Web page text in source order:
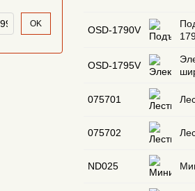
OSD-1790V
OSD-1795V
075701
075702
ND025
OK